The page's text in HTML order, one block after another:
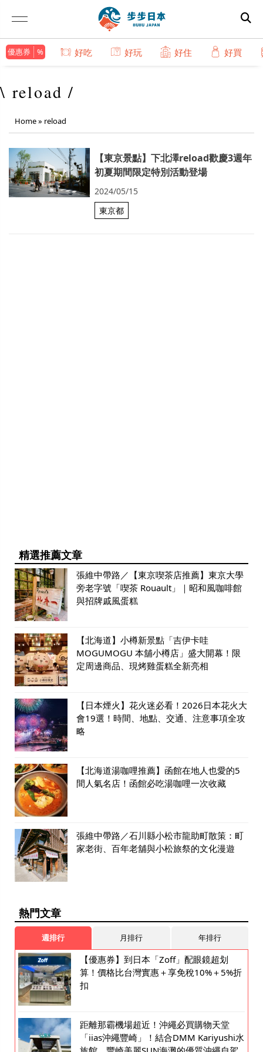
優惠券 好吃 好玩 好住 好買
\ reload /
Home» reload
【東京景點】下北澤reload歡慶3週年
初夏期間限定特別活動登場
2024/05/15
東京都
精選推薦文章
張維中帶路／【東京喫茶店推薦】東京大學
旁老字號「喫茶 Rouault」｜昭和風咖啡館
與招牌戚風蛋糕
【北海道】小樽新景點「吉伊卡哇
MOGUMOGU 本舖小樽店」盛大開幕！限
定周邊商品、現烤雞蛋糕全新亮相
【日本煙火】花火迷必看！2026日本花火大
會19選！時間、地點、交通、注意事項全攻
略
【北海道湯咖哩推薦】函館在地人也愛的5
間人氣名店！函館必吃湯咖哩一次收藏
張維中帶路／石川縣小松市龍助町散策：町
家老街、百年老舖與小松旅祭的文化漫遊
熱門文章
週排行 月排行 年排行
【優惠券】到日本「Zoff」配眼鏡超划
算！價格比台灣實惠＋享免稅10%＋5%折
扣
距離那霸機場超近！沖繩必買購物天堂
「iias沖繩豐崎」！結合DMM Kariyushi水